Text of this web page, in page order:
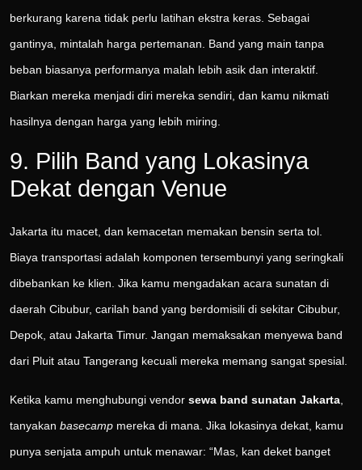
berkurang karena tidak perlu latihan ekstra keras. Sebagai
gantinya, mintalah harga pertemanan. Band yang main tanpa
beban biasanya performanya malah lebih asik dan interaktif.
Biarkan mereka menjadi diri mereka sendiri, dan kamu nikmati
hasilnya dengan harga yang lebih miring.
9. Pilih Band yang Lokasinya
Dekat dengan Venue
Jakarta itu macet, dan kemacetan memakan bensin serta tol.
Biaya transportasi adalah komponen tersembunyi yang seringkali
dibebankan ke klien. Jika kamu mengadakan acara sunatan di
daerah Cibubur, carilah band yang berdomisili di sekitar Cibubur,
Depok, atau Jakarta Timur. Jangan memaksakan menyewa band
dari Pluit atau Tangerang kecuali mereka memang sangat spesial.
Ketika kamu menghubungi vendor sewa band sunatan Jakarta
tanyakan basecamp mereka di mana. Jika lokasinya dekat, kamu
punya senjata ampuh untuk menawar: “Mas, kan deket banget